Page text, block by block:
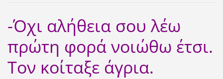
-Όχι αλήθεια σου λέω
πρώτη φορά νοιώθω έτσι.
Τον κοίταξε άγρια.